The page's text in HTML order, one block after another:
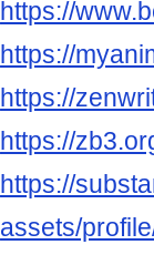
https://
https://
https://
https://
https://
assets/